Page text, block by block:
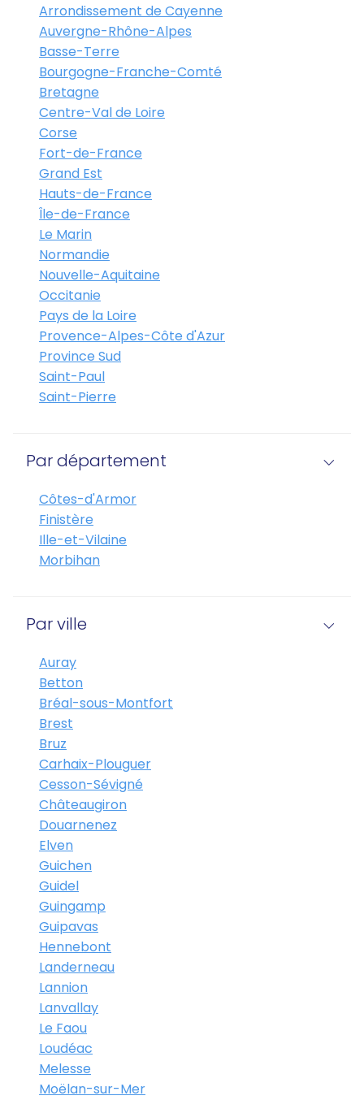
Arrondissement de Cayenne
Auvergne-Rhône-Alpes
Basse-Terre
Bourgogne-Franche-Comté
Bretagne
Centre-Val de Loire
Corse
Fort-de-France
Grand Est
Hauts-de-France
Île-de-France
Le Marin
Normandie
Nouvelle-Aquitaine
Occitanie
Pays de la Loire
Provence-Alpes-Côte d'Azur
Province Sud
Saint-Paul
Saint-Pierre
Par département
Côtes-d'Armor
Finistère
Ille-et-Vilaine
Morbihan
Par ville
Auray
Betton
Bréal-sous-Montfort
Brest
Bruz
Carhaix-Plouguer
Cesson-Sévigné
Châteaugiron
Douarnenez
Elven
Guichen
Guidel
Guingamp
Guipavas
Hennebont
Landerneau
Lannion
Lanvallay
Le Faou
Loudéac
Melesse
Moëlan-sur-Mer